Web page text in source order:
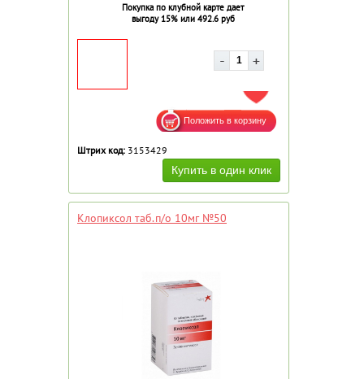
Покупка по клубной карте дает
выгоду 15% или 492.6 руб
ДОБАВИТЬ В ИЗБРАННОЕ
Штрих код: 3153429
Клопиксол таб.п/о 10мг №50